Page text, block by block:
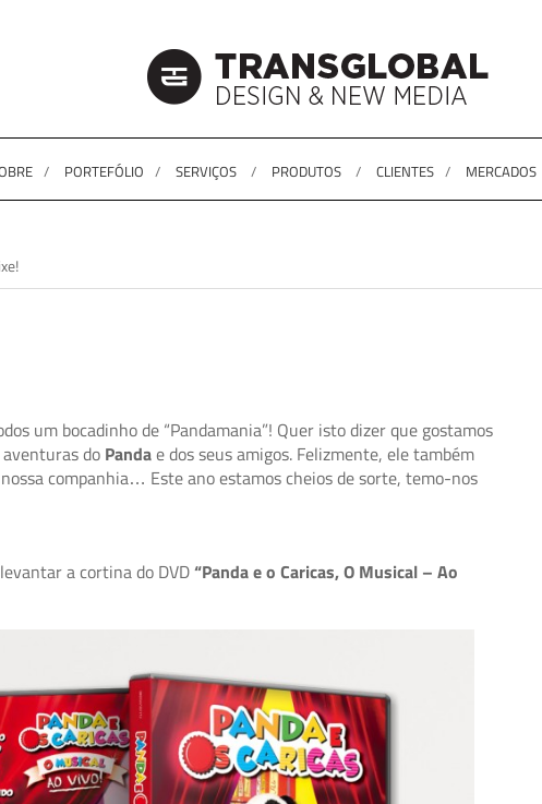
PORTEFÓLIO SERVIÇOS PRODUTOS CLIENTES MERCADOS
um bocadinho de “Pandamania”! Quer isto dizer que gostamos
do Pandae dos seus amigos. Felizmente, ele também
companhia… Este ano estamos cheios de sorte, temo-nos
a cortina do DVD“Panda e o Caricas, O Musical – Ao